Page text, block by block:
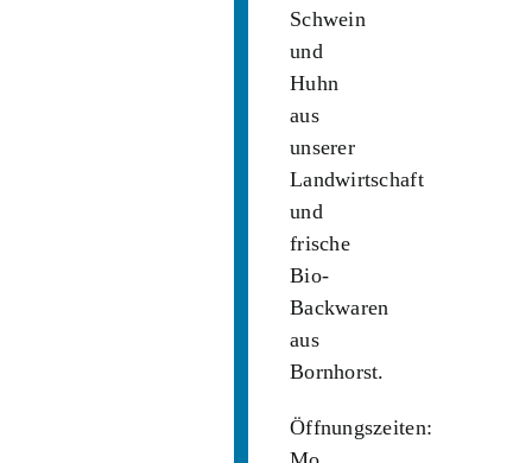
Schwein
und
Huhn
aus
unserer
Landwirtschaft
und
frische
Bio-
Backwaren
aus
Bornhorst.
Öffnungszeiten: